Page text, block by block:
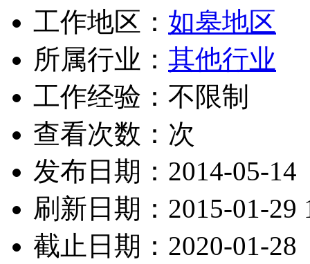
工作地区： 如皋地区
所属行业： 其他行业
工作经验：不限制
查看次数： 次
发布日期：2014-05-14
刷新日期：2015-01-29
截止日期：2020-01-28